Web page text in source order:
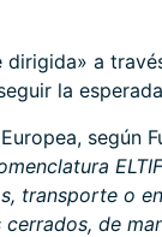
a
la
según
transporte o
de